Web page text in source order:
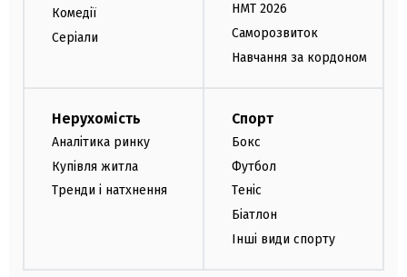
Комедії
Серіали
НМТ 2026
Саморозвиток
Навчання за кордоном
Нерухомість
Аналітика ринку
Купівля житла
Тренди і натхнення
Спорт
Бокс
Футбол
Теніс
Біатлон
Інші види спорту